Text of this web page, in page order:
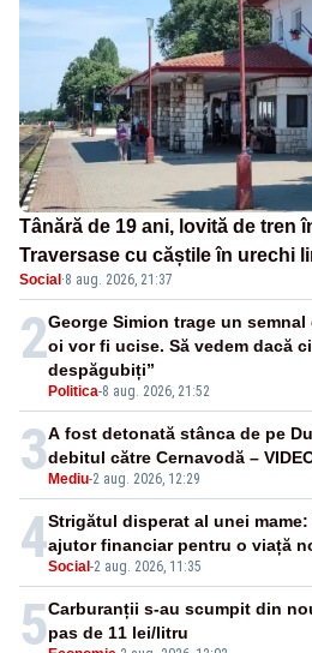
Tânără de 19 ani, lovită de tren
Traversase cu căștile în urechi
nepermis
Social ·8 aug. 2026, 21:37
2
Politica-8 aug. 2026, 21:52
George Simion trage un semnal
oi vor fi ucise. Să vedem dacă
despăgubiți”
3 Mediu-2 aug. 2026, 12:29
A fost detonată stânca de pe
debitul către Cernavodă –
4Social -2 aug. 2026, 11:35
Strigătul disperat al unei
ajutor financiar pentru o viață
5Carburanții s-au scumpit din
pas de 11 lei/litru